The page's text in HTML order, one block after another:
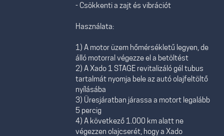
- Csökkenti a zajt és vibrációt
Használata:
1) A motor üzem hőmérsékletű legyen, de
álló motorral végezze el a betöltést
2) A Xado 1 STAGE revitalizáló gél tubus
tartalmát nyomja bele az autó olajfeltöltő
nyílásába
3) Üresjáratban járassa a motort legalább
5 percig
4) A következő 1.000 km alatt ne
végezzen olajcserét, hogy a Xado